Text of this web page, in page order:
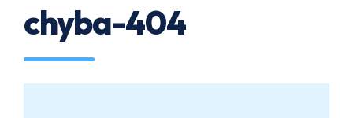
chyba-404